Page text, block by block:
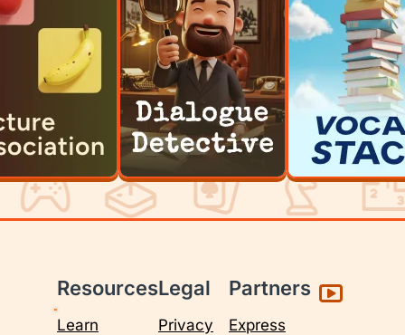
Resources
Learn
Legal
Privacy
Partners
Express